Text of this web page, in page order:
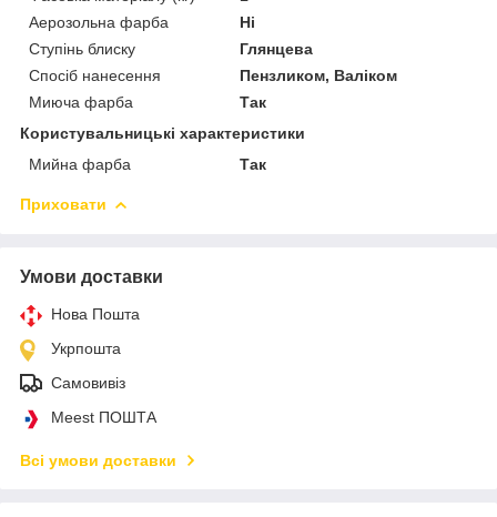
Аерозольна фарба
Ні
Ступінь блиску
Глянцева
Спосіб нанесення
Пензликом, Валіком
Миюча фарба
Так
Користувальницькі характеристики
Мийна фарба
Так
Приховати
Умови доставки
Нова Пошта
Укрпошта
Самовивіз
Meest ПОШТА
Всі умови доставки